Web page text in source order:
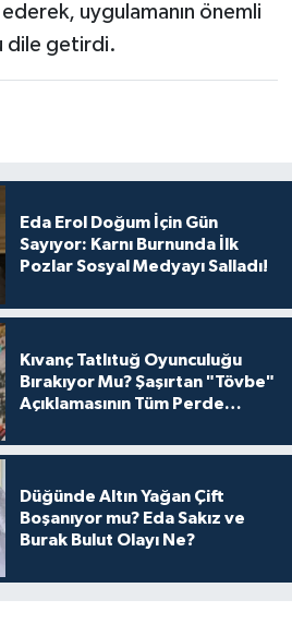
uygulamanın önemli
dile getirdi.
Eda Erol Doğum İçin Gün
Sayıyor: Karnı Burnunda İlk
Pozlar Sosyal Medyayı Salladı!
Kıvanç Tatlıtuğ Oyunculuğu
Bırakıyor Mu? Şaşırtan "Tövbe"
Açıklamasının Tüm Perde
Düğünde Altın Yağan Çift
Boşanıyor mu? Eda Sakız ve
Burak Bulut Olayı Ne?